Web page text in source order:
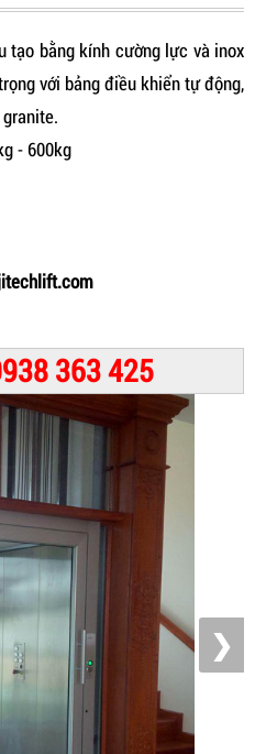
tạo bằng kính cường lực và inox
với bảng điều khiển tự động,
- 600kg
363 425
❯